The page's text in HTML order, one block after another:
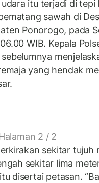
itu terjadi di tepi
sawah di
Ponorogo, pada
WIB. Kepala
yang hendak
2 / 2
sekitar tujuh
sekitar lima
disertai petasan.